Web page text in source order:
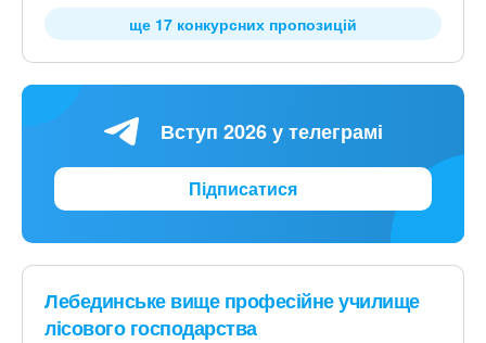
ще 17 конкурсних пропозицій
Вступ 2026 у телеграмі
Підписатися
Лебединське вище професійне училище
лісового господарства